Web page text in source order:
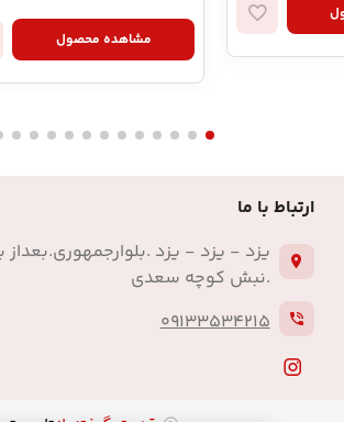
مشاهده محصول
ارتباط با ما
یزد - یزد - یزد .بلوارجمهوری.بعداز
.نبش کوچه سعدی
09133534215